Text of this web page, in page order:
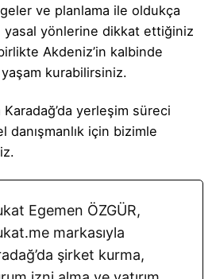
ve planlama ile oldukça
yasal yönlerine dikkat ettiğiniz
Akdeniz’in kalbinde
kurabilirsiniz.
yerleşim süreci
danışmanlık için bizimle
Egemen ÖZGÜR,
markasıyla
şirket kurma,